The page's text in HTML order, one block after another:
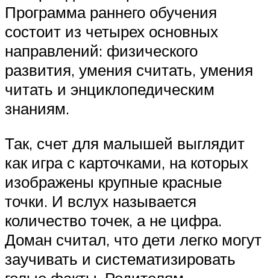
Программа раннего обучения
состоит из четырех основных
направлений: физического
развития, умения считать, умения
читать и энциклопедическим
знаниям.
Так, счет для малышей выглядит
как игра с карточками, на которых
изображены крупные красные
точки. И вслух называется
количество точек, а не цифра.
Доман считал, что дети легко могут
заучивать и систематизировать